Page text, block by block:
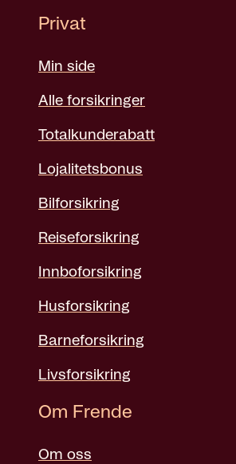
Privat
Min side
Alle forsikringer
Totalkunderabatt
Lojalitetsbonus
Bilforsikring
Reiseforsikring
Innboforsikring
Husforsikring
Barneforsikring
Livsforsikring
Om Frende
Om oss